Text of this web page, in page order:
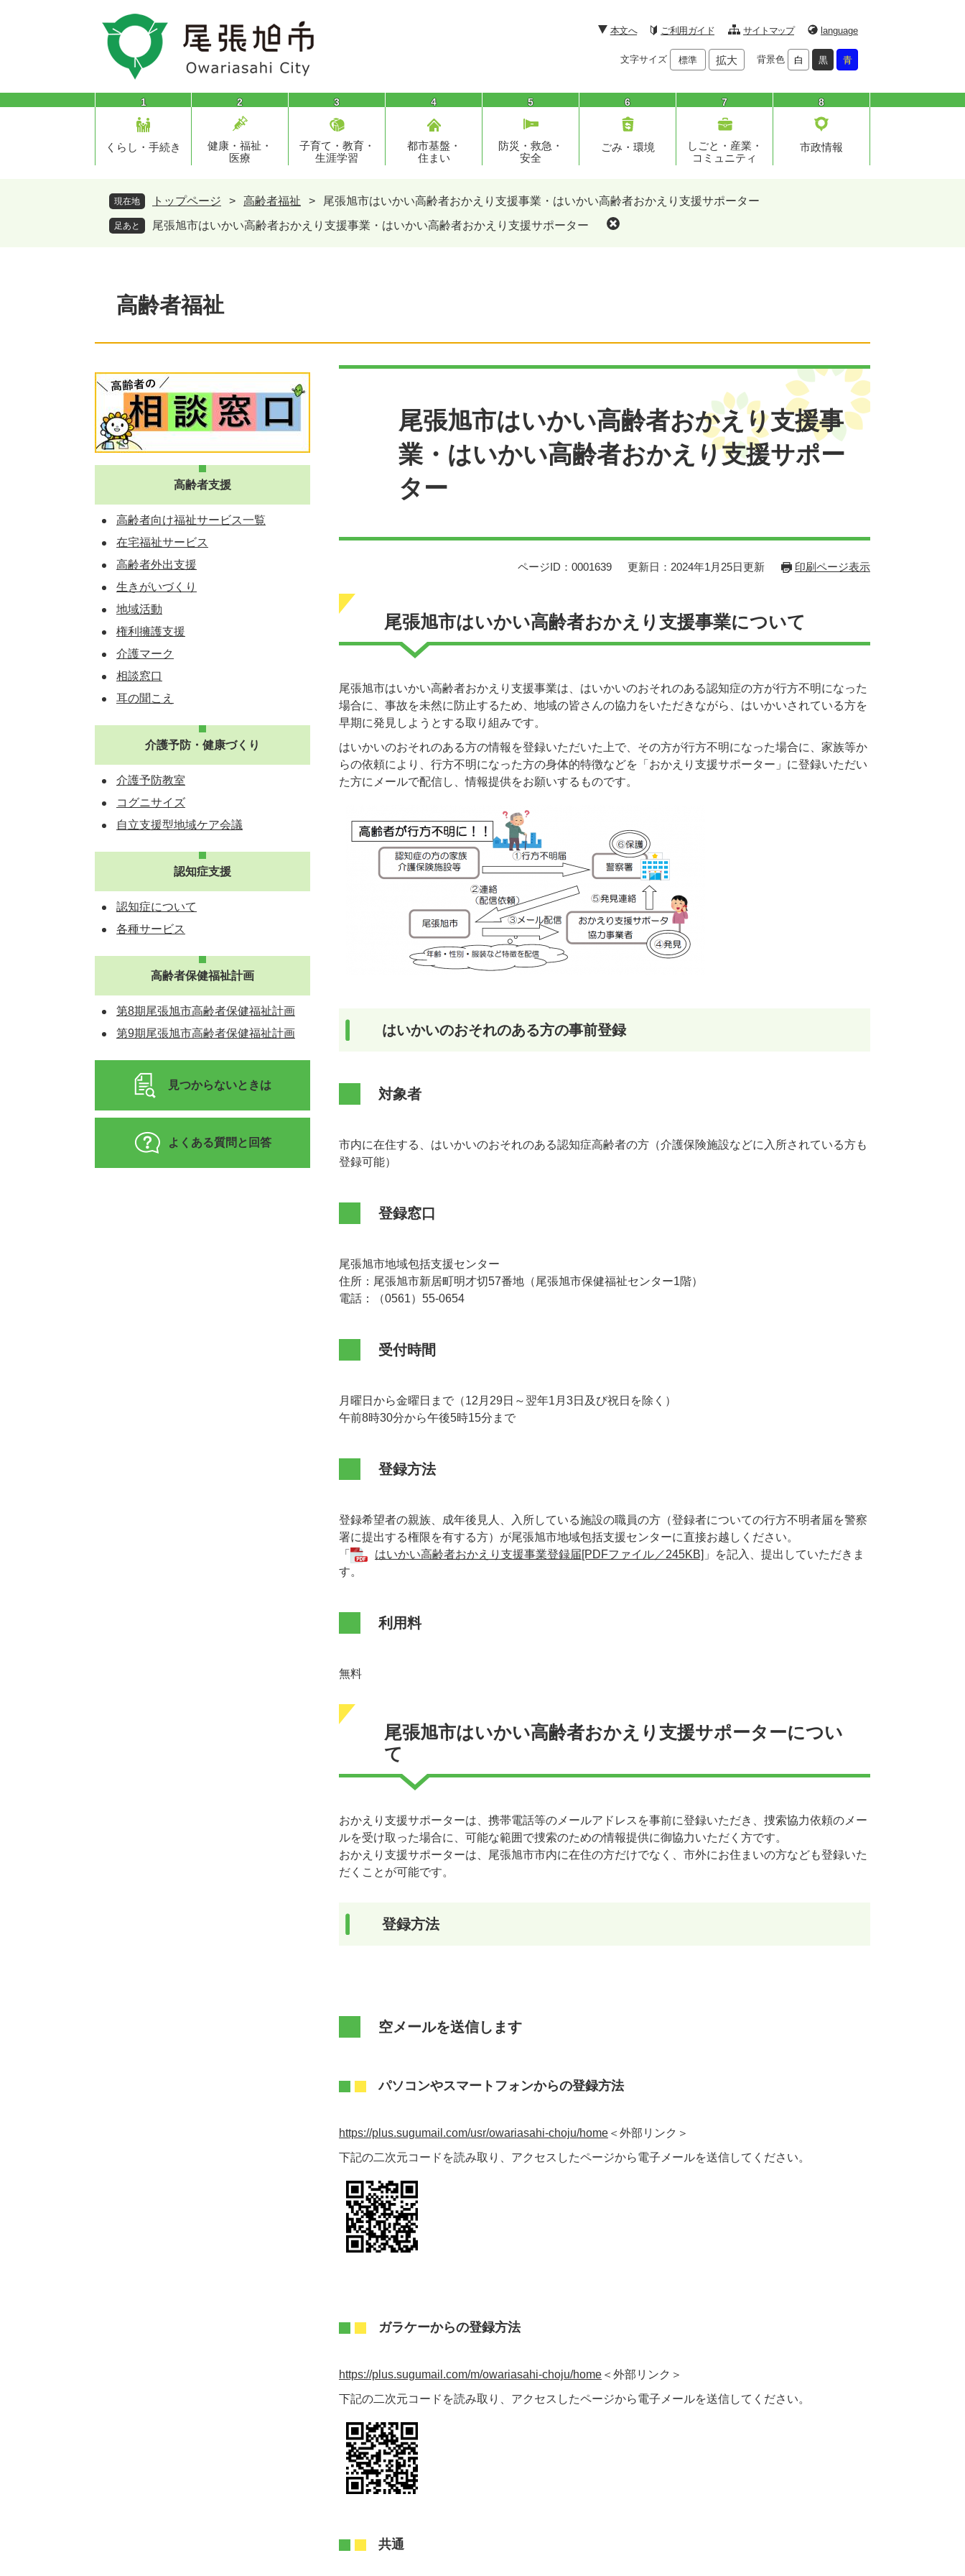
頭
飛
本文へ ご利用ガイド サイトマップ language
文字サイズ 標準 拡大 背景色 白 黒 青
1
くらし・手続き
2
健康・福祉・
医療
3
子育て・教育・
生涯学習
4
都市基盤・
住まい
5
防災・救急・
安全
6
ごみ・環境
7
しごと・産業・
コミュニティ
8
市政情報
現在地 トップページ > 高齢者福祉 > 尾張旭市はいかい高齢者おかえり支援事業・はいかい高齢者おかえり支援サポーター
足あと 尾張旭市はいかい高齢者おかえり支援事業・はいかい高齢者おかえり支援サポーター
高齢者福祉
尾張旭市はいかい高齢者おかえり支援事
業・はいかい高齢者おかえり支援サポー
ター
ページID：0001639 更新日：2024年1月25日更新 印刷ページ表示
尾張旭市はいかい高齢者おかえり支援事業について
尾張旭市はいかい高齢者おかえり支援事業は、はいかいのおそれのある認知症の方が行方不明になった
場合に、事故を未然に防止するため、地域の皆さんの協力をいただきながら、はいかいされている方を
早期に発見しようとする取り組みです。
はいかいのおそれのある方の情報を登録いただいた上で、その方が行方不明になった場合に、家族等か
らの依頼により、行方不明になった方の身体的特徴などを「おかえり支援サポーター」に登録いただい
た方にメールで配信し、情報提供をお願いするものです。
はいかいのおそれのある方の事前登録
対象者
市内に在住する、はいかいのおそれのある認知症高齢者の方（介護保険施設などに入所されている方も
登録可能）
登録窓口
尾張旭市地域包括支援センター
住所：尾張旭市新居町明才切57番地（尾張旭市保健福祉センター1階）
電話：（0561）55-0654
受付時間
月曜日から金曜日まで（12月29日～翌年1月3日及び祝日を除く）
午前8時30分から午後5時15分まで
登録方法
登録希望者の親族、成年後見人、入所している施設の職員の方（登録者についての行方不明者届を警察
署に提出する権限を有する方）が尾張旭市地域包括支援センターに直接お越しください。
「
はいかい高齢者おかえり支援事業登録届[PDFファイル／245KB] 」を記入、提出していただきま
す。
利用料
無料
尾張旭市はいかい高齢者おかえり支援サポーターについ
て
おかえり支援サポーターは、携帯電話等のメールアドレスを事前に登録いただき、捜索協力依頼のメー
ルを受け取った場合に、可能な範囲で捜索のための情報提供に御協力いただく方です。
おかえり支援サポーターは、尾張旭市市内に在住の方だけでなく、市外にお住まいの方なども登録いた
だくことが可能です。
登録方法
空メールを送信します
パソコンやスマートフォンからの登録方法
https://plus.sugumail.com/usr/owariasahi-choju/home ＜外部リンク＞
下記の二次元コードを読み取り、アクセスしたページから電子メールを送信してください。
ガラケーからの登録方法
https://plus.sugumail.com/m/owariasahi-choju/home ＜外部リンク＞
下記の二次元コードを読み取り、アクセスしたページから電子メールを送信してください。
共通
高齢者支援
高齢者向け福祉サービス一覧
在宅福祉サービス
高齢者外出支援
生きがいづくり
地域活動
権利擁護支援
介護マーク
相談窓口
耳の聞こえ
介護予防・健康づくり
介護予防教室
コグニサイズ
自立支援型地域ケア会議
認知症支援
認知症について
各種サービス
高齢者保健福祉計画
第8期尾張旭市高齢者保健福祉計画
第9期尾張旭市高齢者保健福祉計画
見つからないときは
よくある質問と回答